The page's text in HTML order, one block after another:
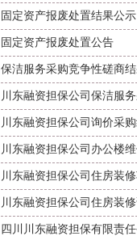
固定资产报废处置结果公示
固定资产报废处置公告
保洁服务采购竞争性磋商
川东融资担保公司保洁服
川东融资担保公司询价采
川东融资担保公司办公楼
川东融资担保公司住房装
川东融资担保公司住房装
四川川东融资担保有限责